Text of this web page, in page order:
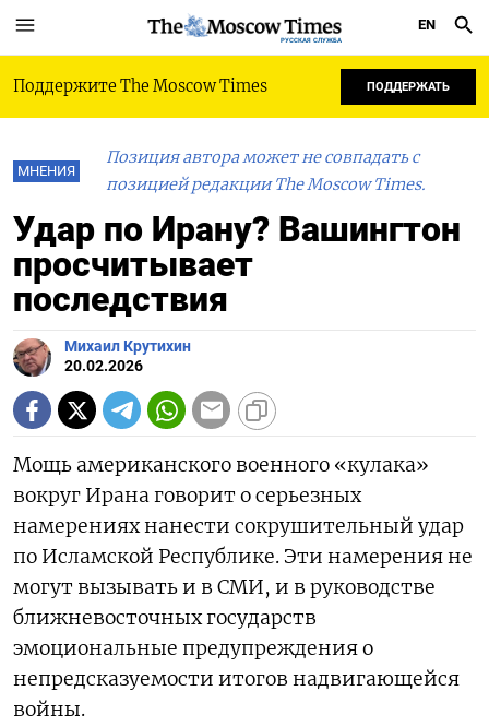
РУССКАЯ СЛУЖБА
EN
Поддержите The Moscow Times ПОДДЕРЖАТЬ
МНЕНИЯ
Позиция автора может не совпадать с
позицией редакции The Moscow Times.
Удар по Ирану? Вашингтон
просчитывает
последствия
Михаил Крутихин
20.02.2026
Мощь американского военного «кулака»
вокруг Ирана говорит о серьезных
намерениях нанести сокрушительный удар
по Исламской Республике. Эти намерения не
могут вызывать и в СМИ, и в руководстве
ближневосточных государств
эмоциональные предупреждения о
непредсказуемости итогов надвигающейся
войны.